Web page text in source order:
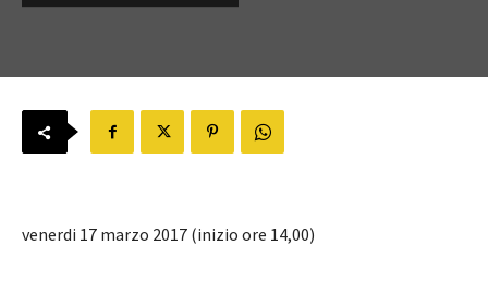
venerdi 17 marzo 2017 (inizio ore 14,00)